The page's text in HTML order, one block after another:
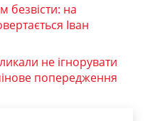
безвісти: на
Іван
не ігнорувати
попередження